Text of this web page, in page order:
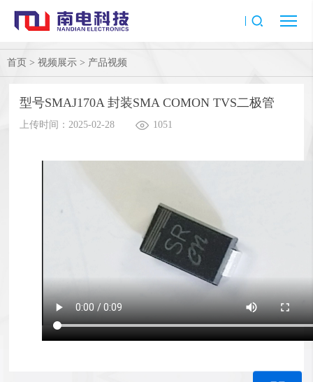
首页 > 视频展示 > 产品视频
型号SMAJ170A 封装SMA COMON TVS二极管
上传时间：2025-02-28 1051